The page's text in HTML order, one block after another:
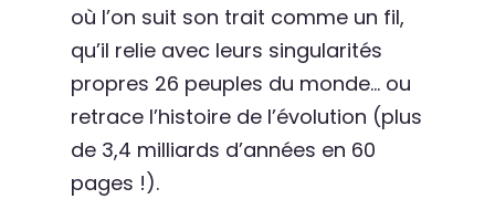
où l’on suit son trait comme un fil,
qu’il relie avec leurs singularités
propres 26 peuples du monde… ou
retrace l’histoire de l’évolution (plus
de 3,4 milliards d’années en 60
pages !).